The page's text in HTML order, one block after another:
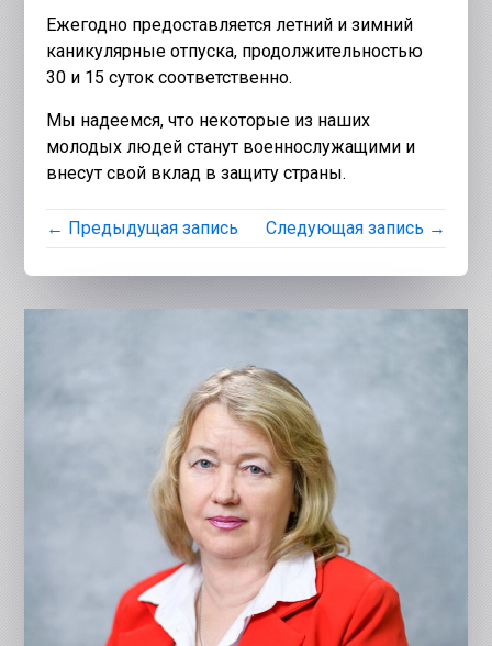
Ежегодно предоставляется летний и зимний
каникулярные отпуска, продолжительностью
30 и 15 суток соответственно.
Мы надеемся, что некоторые из наших
молодых людей станут военнослужащими и
внесут свой вклад в защиту страны.
← Предыдущая запись Следующая запись →